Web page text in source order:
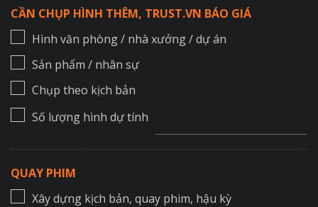
CẦN CHỤP HÌNH THÊM, TRUST.VN BÁO GIÁ
Hình văn phòng / nhà xưởng / dự án
Sản phẩm / nhân sự
Chụp theo kịch bản
Số lượng hình dự tính
QUAY PHIM
Xây dựng kịch bản, quay phim, hậu kỳ